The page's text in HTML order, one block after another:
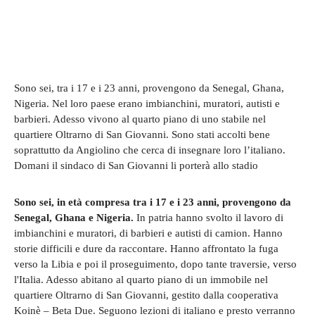
Sono sei, tra i 17 e i 23 anni, provengono da Senegal, Ghana,
Nigeria. Nel loro paese erano imbianchini, muratori, autisti e
barbieri. Adesso vivono al quarto piano di uno stabile nel
quartiere Oltrarno di San Giovanni. Sono stati accolti bene
soprattutto da Angiolino che cerca di insegnare loro l’italiano.
Domani il sindaco di San Giovanni li porterà allo stadio
Sono sei, in età compresa tra i 17 e i 23 anni, provengono da
Senegal, Ghana e Nigeria. In patria hanno svolto il lavoro di
imbianchini e muratori, di barbieri e autisti di camion. Hanno
storie difficili e dure da raccontare. Hanno affrontato la fuga
verso la Libia e poi il proseguimento, dopo tante traversie, verso
l'Italia. Adesso abitano al quarto piano di un immobile nel
quartiere Oltrarno di San Giovanni, gestito dalla cooperativa
Koinè – Beta Due. Seguono lezioni di italiano e presto verranno